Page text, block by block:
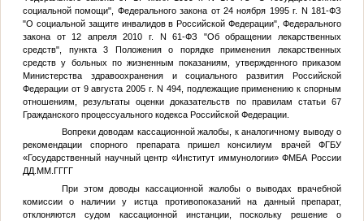
социальной помощи", Федерального закона от 24 ноября 1995 г. N 181-ФЗ
"О социальной защите инвалидов в Российской Федерации", Федерального
закона от 12 апреля 2010 г. N 61-ФЗ "Об обращении лекарственных
средств", пункта 3 Положения о порядке применения лекарственных
средств у больных по жизненным показаниям, утвержденного приказом
Министерства здравоохранения и социального развития Российской
Федерации от 9 августа 2005 г. N 494, подлежащие применению к спорным
отношениям, результаты оценки доказательств по правилам статьи 67
Гражданского процессуального кодекса Российской Федерации.
Вопреки доводам кассационной жалобы, к аналогичному выводу о
рекомендации спорного препарата пришел консилиум врачей ФГБУ
«Государственный научный центр «Институт иммунологии» ФМБА России
ДД.ММ.ГГГГ
При этом доводы кассационной жалобы о выводах врачебной
комиссии о наличии у истца противопоказаний на данный препарат,
отклоняются судом кассационной инстанции, поскольку решение о